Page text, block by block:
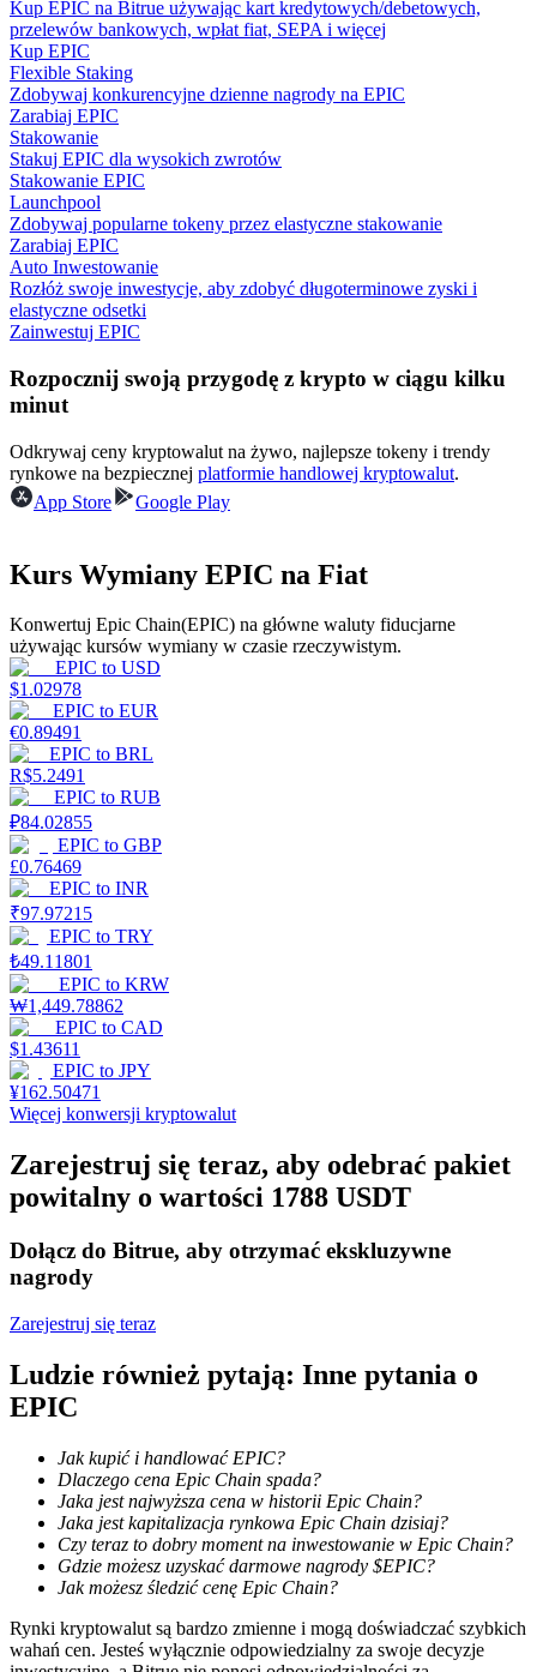
Przewodnik
Przewodnik dla początkujących dotyczący kontraktów futures
Strategie handlowe
Dowiedz się, jak zachować rentowność
Zarabiać
Mocna Świnka
Codziennie zdobywaj konkurencyjne nagrody
Wysokie zyski i natychmiastowy dostęp
Launchpool
Elastyczne stawianie zakładów, aby zarabiać na popularnych
tokenach
Kup EPIC na Bitrue używając kart kredytowych/debetowych,
przelewów bankowych, wpłat fiat, SEPA i więcej
Kup EPIC
Flexible Staking
Zdobywaj konkurencyjne dzienne nagrody na EPIC
Zarabiaj EPIC
Stakowanie
Stakuj EPIC dla wysokich zwrotów
Stakowanie EPIC
Launchpool
Zdobywaj popularne tokeny przez elastyczne stakowanie
Zarabiaj EPIC
Auto Inwestowanie
Rozłóż swoje inwestycje, aby zdobyć długoterminowe zyski i
elastyczne odsetki
Zainwestuj EPIC
Rozpocznij swoją przygodę z krypto w ciągu kilku
minut
Odkrywaj ceny kryptowalut na żywo, najlepsze tokeny i trendy
rynkowe na bezpiecznej platformie handlowej kryptowalut.
App Store
Google Play
Kurs Wymiany EPIC na Fiat
Konwertuj Epic Chain(EPIC) na główne waluty fiducjarne
używając kursów wymiany w czasie rzeczywistym.
EPIC to USD
$1.02978
EPIC to EUR
€0.89491
EPIC to BRL
R$5.2491
EPIC to RUB
₽84.02855
EPIC to GBP
£0.76469
EPIC to INR
₹97.97215
EPIC to TRY
₺49.11801
EPIC to KRW
₩1,449.78862
EPIC to CAD
$1.43611
EPIC to JPY
¥162.50471
Więcej konwersji kryptowalut
Zarejestruj się teraz, aby odebrać pakiet
powitalny o wartości 1788 USDT
Dołącz do Bitrue, aby otrzymać ekskluzywne
nagrody
Zarejestruj się teraz
Ludzie również pytają: Inne pytania o
EPIC
Jak kupić i handlować EPIC?
Dlaczego cena Epic Chain spada?
Jaka jest najwyższa cena w historii Epic Chain?
Jaka jest kapitalizacja rynkowa Epic Chain dzisiaj?
Czy teraz to dobry moment na inwestowanie w Epic Chain?
Gdzie możesz uzyskać darmowe nagrody $EPIC?
Jak możesz śledzić cenę Epic Chain?
Rynki kryptowalut są bardzo zmienne i mogą doświadczać szybkich
wahań cen. Jesteś wyłącznie odpowiedzialny za swoje decyzje